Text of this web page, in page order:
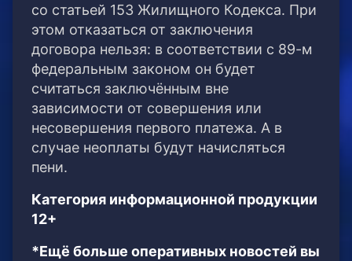
со статьей 153 Жилищного Кодекса. При
этом отказаться от заключения
договора нельзя: в соответствии с 89-м
федеральным законом он будет
считаться заключённым вне
зависимости от совершения или
несовершения первого платежа. А в
случае неоплаты будут начисляться
пени.
Категория информационной продукции
12+
*Ещё больше оперативных новостей вы